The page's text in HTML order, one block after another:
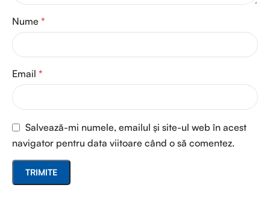
Nume *
Email *
Salvează-mi numele, emailul și site-ul web în acest
navigator pentru data viitoare când o să comentez.